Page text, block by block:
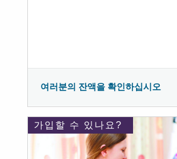
여러분의 잔액을 확인하십시오
가입할 수 있나요?